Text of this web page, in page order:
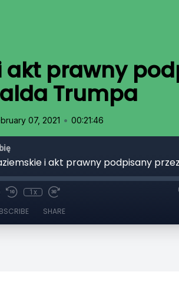
akt prawny
Trumpa
07, 2021 • 00:21:46
1x
SHARE